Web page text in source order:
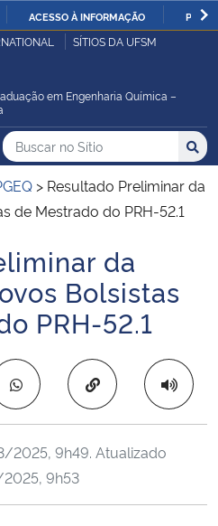
IR
O
ACESSO À INFORMAÇÃO
Abastecimento
SÍTIOS DA UFSM
em Engenharia Química –
do Sítio
Busca
Buscar no no Sítio
Busca:
> Resultado Preliminar da
de Mestrado do PRH-52.1
da
Bolsistas
PRH-52.1
Copiar para área
2025, 9h49. Atualizado
9h53